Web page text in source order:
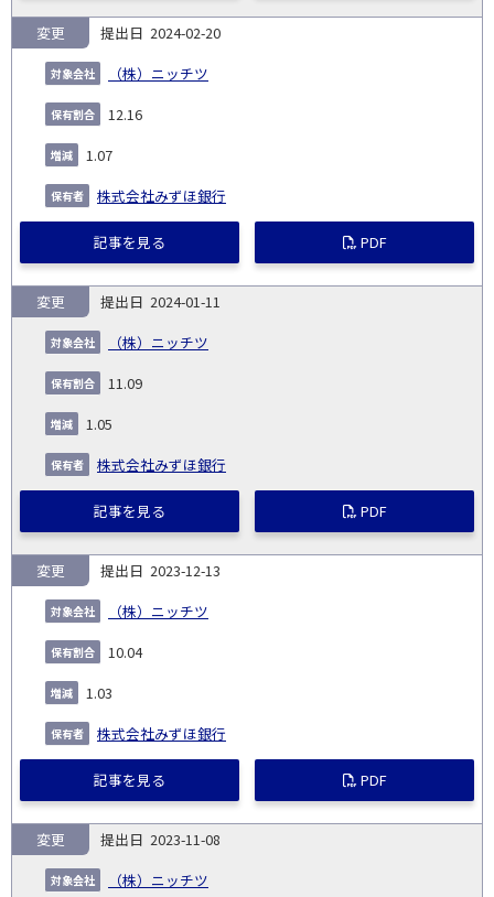
2024-02-20
（株）ニッチツ
変更
12.16
1.07
株式会社みずほ銀行
記事を見る PDF
2024-01-11
（株）ニッチツ
変更
11.09
1.05
株式会社みずほ銀行
記事を見る PDF
2023-12-13
（株）ニッチツ
変更
10.04
1.03
株式会社みずほ銀行
記事を見る PDF
2023-11-08
（株）ニッチツ
変更